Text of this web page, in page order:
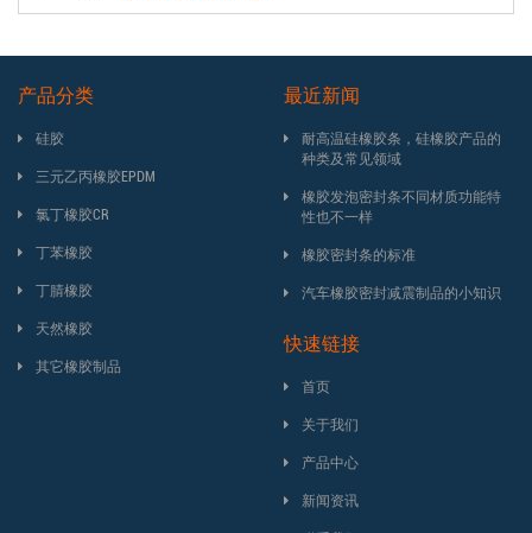
产品分类
硅胶
三元乙丙橡胶EPDM
氯丁橡胶CR
丁苯橡胶
丁腈橡胶
天然橡胶
其它橡胶制品
最近新闻
耐高温硅橡胶条，硅橡胶产品的
种类及常见领域
橡胶发泡密封条不同材质功能特
性也不一样
橡胶密封条的标准
汽车橡胶密封减震制品的小知识
快速链接
首页
关于我们
产品中心
新闻资讯